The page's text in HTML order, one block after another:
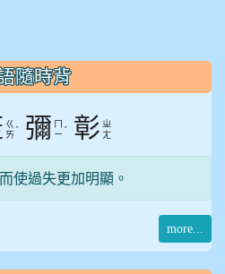
隨時背
ㄍ
ㄞˋ 彌 ㄇ
ㄧ ˊ 彰 ㄓ
ㄤ
使過失更加明顯。
more...